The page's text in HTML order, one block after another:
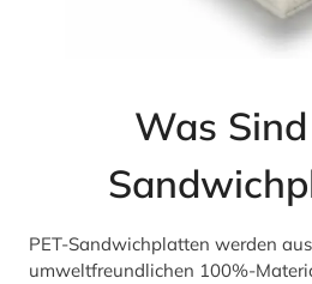
Was
PET-Sandwichplatten werden
umweltfreundlichen 100%-